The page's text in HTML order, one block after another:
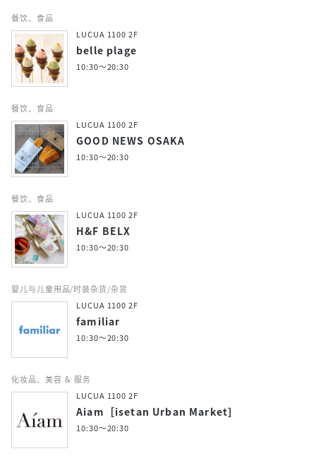
餐饮、食品
LUCUA 1100 2F
belle plage
10:30～20:30
餐饮、食品
LUCUA 1100 2F
GOOD NEWS OSAKA
10:30～20:30
餐饮、食品
LUCUA 1100 2F
H&F BELX
10:30～20:30
婴儿与儿童用品/时装杂货/杂货
LUCUA 1100 2F
familiar
10:30～20:30
化妆品、美容 ＆ 服务
LUCUA 1100 2F
Aiam［isetan Urban Market］
10:30～20:30